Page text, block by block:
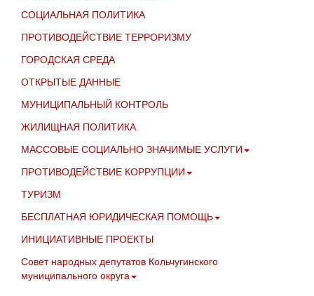
СОЦИАЛЬНАЯ ПОЛИТИКА
ПРОТИВОДЕЙСТВИЕ ТЕРРОРИЗМУ
ГОРОДСКАЯ СРЕДА
ОТКРЫТЫЕ ДАННЫЕ
МУНИЦИПАЛЬНЫЙ КОНТРОЛЬ
ЖИЛИЩНАЯ ПОЛИТИКА
МАССОВЫЕ СОЦИАЛЬНО ЗНАЧИМЫЕ УСЛУГИ
ПРОТИВОДЕЙСТВИЕ КОРРУПЦИИ
ТУРИЗМ
БЕСПЛАТНАЯ ЮРИДИЧЕСКАЯ ПОМОЩЬ
ИНИЦИАТИВНЫЕ ПРОЕКТЫ
Совет народных депутатов Кольчугинского
муниципального округа